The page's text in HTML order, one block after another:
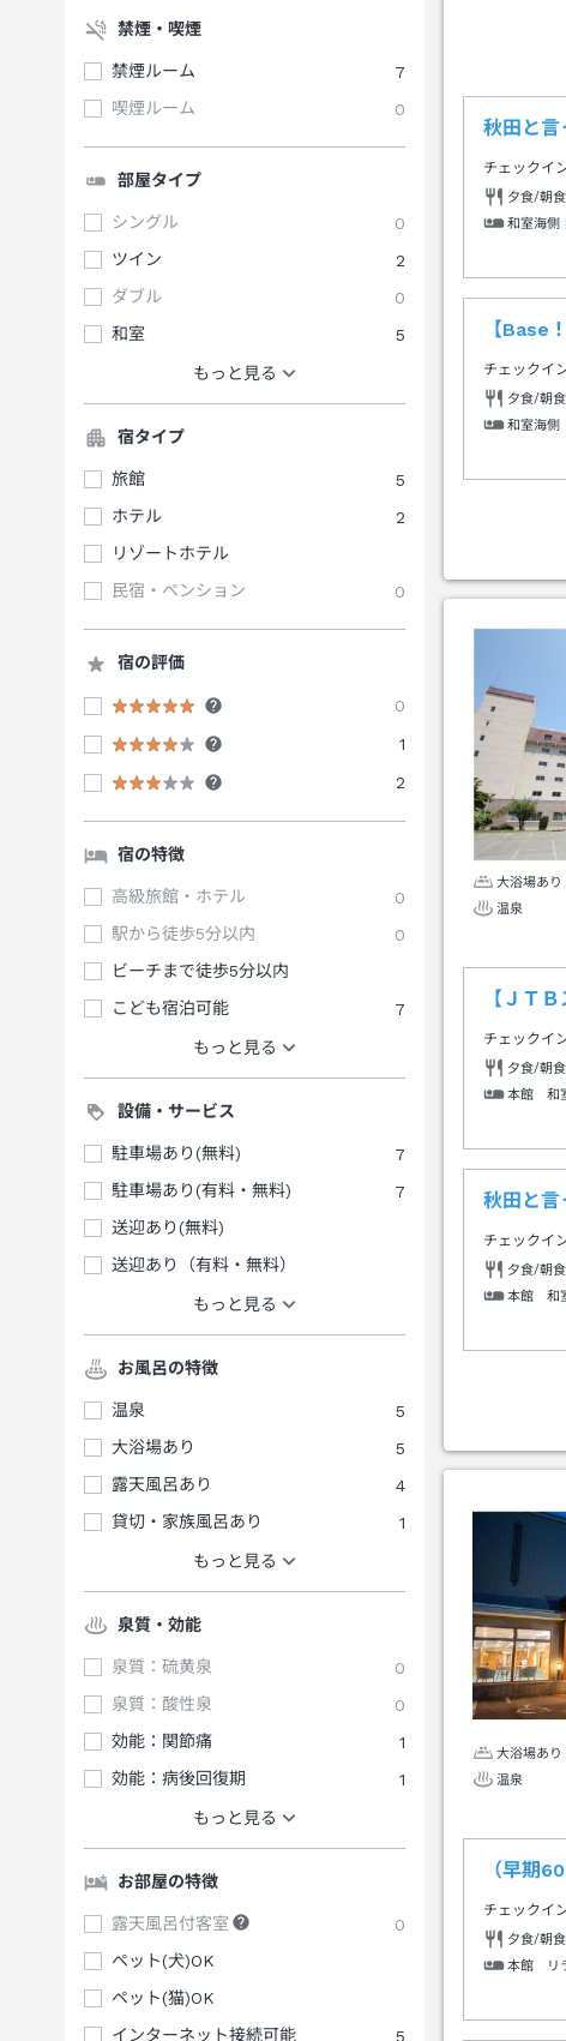
禁煙・喫煙
禁煙ルーム
7
喫煙ルーム
0
部屋タイプ
シングル
0
ツイン
2
ダブル
0
和室
5
もっと見る
宿タイプ
旅館
5
ホテル
2
リゾートホテル
民宿・ペンション
0
宿の評価
0
1
2
宿の特徴
高級旅館・ホテル
0
駅から徒歩5分以内
0
ビーチまで徒歩5分以内
こども宿泊可能
7
もっと見る
設備・サービス
駐車場あり(無料)
7
駐車場あり(有料・無料)
7
送迎あり(無料)
送迎あり（有料・無料）
もっと見る
お風呂の特徴
温泉
5
大浴場あり
5
露天風呂あり
4
貸切・家族風呂あり
1
もっと見る
泉質・効能
泉質：硫黄泉
0
泉質：酸性泉
0
効能：関節痛
1
効能：病後回復期
1
もっと見る
お部屋の特徴
露天風呂付客室
0
ペット(犬)OK
ペット(猫)OK
インターネット接続可能
5
秋田と
チェックイ
夕食/朝
和室海側
【Base
チェックイ
夕食/朝
和室海側
大浴場あり
温泉
【ＪＴ
チェックイ
夕食/朝
本館 和
秋田と
チェックイ
夕食/朝
本館 和
大浴場あり
温泉
（早期
チェックイ
夕食/朝
本館 リ